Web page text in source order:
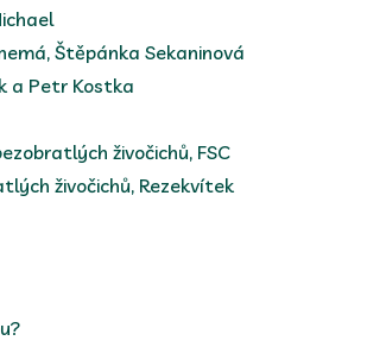
Štěpánka Sekaninová
a Petr Kostka
živočichů, FSC
živočichů, Rezekvítek